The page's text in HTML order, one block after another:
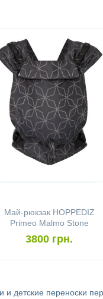
Май-рюкзак HOPPEDIZ
Primeo Malmo Stone
3800 грн.
и детские переноски